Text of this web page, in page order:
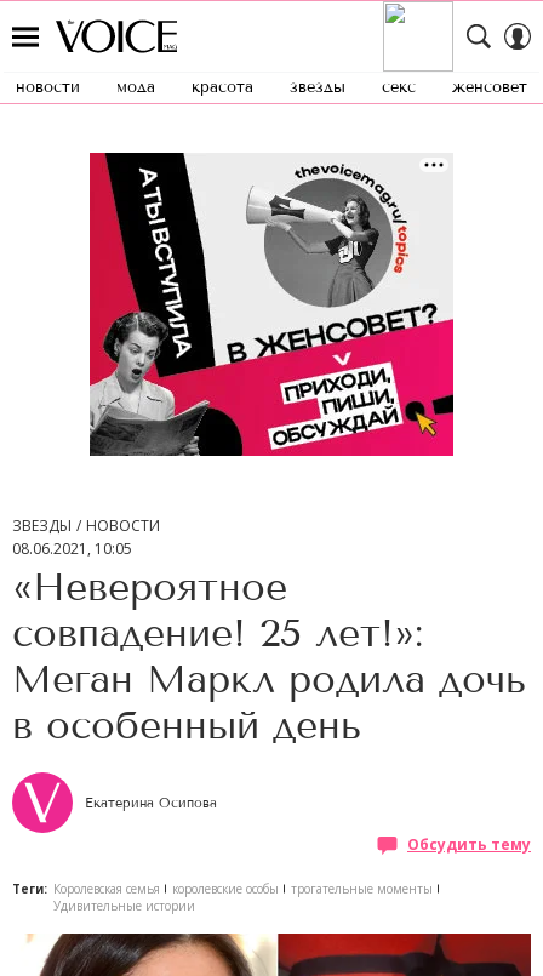
новости мода красота звезды секс женсовет
ЗВЕЗДЫ
НОВОСТИ
08.06.2021, 10:05
«Невероятное
совпадение! 25 лет!»:
Меган Маркл родила дочь
в особенный день
Екатерина Осипова
Обсудить тему
Теги: Королевская семья королевские особы
трогательные моменты
Удивительные истории